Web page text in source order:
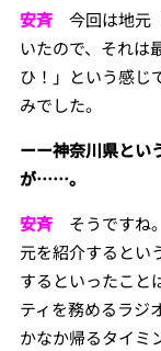
安斉今回は地元（
いたので、それは
ひ！」という感じ
みでした。
ーー神奈川県とい
が……。
安斉そうですね
元を紹介するとい
するといったこと
ティを務めるラジ
かなか帰るタイミ